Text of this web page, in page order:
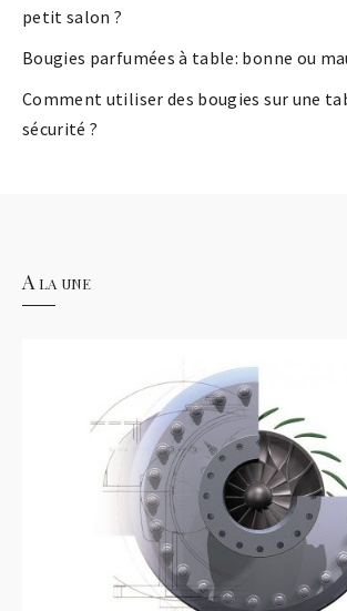
petit salon ?
Bougies parfumées à table: bonne ou
Comment utiliser des bougies sur une
sécurité ?
A la une